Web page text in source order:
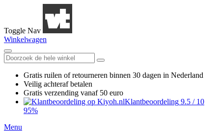
Toggle Nav
Winkelwagen
Gratis ruilen of retourneren binnen 30 dagen in Nederland
Veilig achteraf betalen
Gratis verzending vanaf 50 euro
Klantbeoordeling 9.5 / 10
95%
Menu